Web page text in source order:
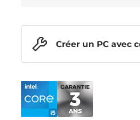
Créer un PC avec